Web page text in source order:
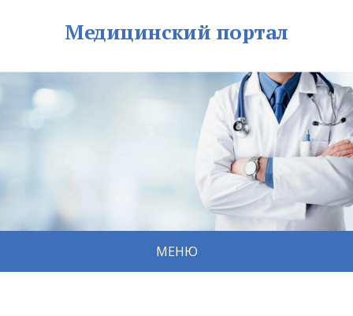
Медицинский портал
МЕНЮ